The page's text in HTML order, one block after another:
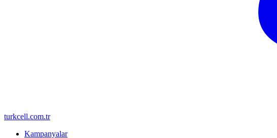
turkcell.com.tr
Kampanyalar